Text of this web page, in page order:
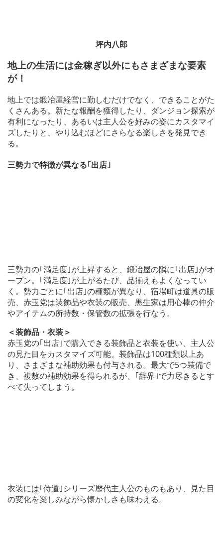
坪内八郎
地上の生活には金稼ぎ以外にもさまざまな要素
が！
地上では鍛冶屋経営に勤しむだけでなく、できることがた
くさんある。新たな報酬を獲得したり、ダンジョン探索が
有利になったり、あるいは主人公を好みの姿にカスタマイ
ズしたりと、やり込むほどにさらなる楽しさを発見でき
る。
三勢力で特徴が異なる｢出店｣
三勢力の｢満足度｣が上昇すると、鍛冶屋の隣に｢出店｣がオ
ープン。｢満足度｣が上がるたび、品揃えもよくなってい
く。勢力ごとに｢出店｣の種類が異なり、宿場町は道具の販
売、赤玉党は装飾品や衣装の販売、黒生家は用心棒の仲介
やアイテムの所持数・保管数の拡張を行なう。
＜装飾品・衣装＞
赤玉党の｢出店｣で購入できる装飾品と衣装を使い、主人公
の見た目をカスタマイズ可能。装飾品は100種類以上あ
り、さまざまな補助効果も付与される。最大で5つ装備で
き、複数の補助効果を得られるが、｢辞界｣で力尽きるとす
べて失ってしまう。
衣装には｢侍道｣シリーズ歴代主人公のものもあり、見た目
の変化を楽しみながら懐かしさも味わえる。